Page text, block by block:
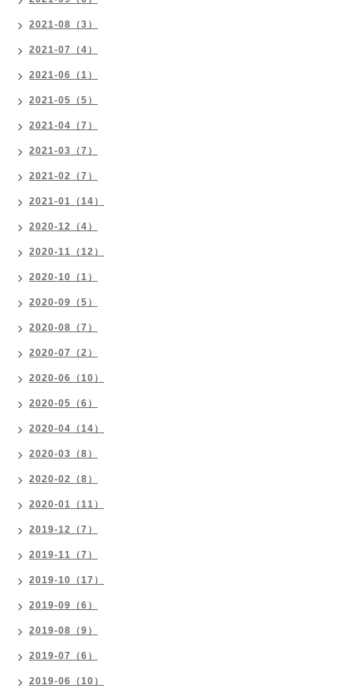
2021-08（3）
2021-07（4）
2021-06（1）
2021-05（5）
2021-04（7）
2021-03（7）
2021-02（7）
2021-01（14）
2020-12（4）
2020-11（12）
2020-10（1）
2020-09（5）
2020-08（7）
2020-07（2）
2020-06（10）
2020-05（6）
2020-04（14）
2020-03（8）
2020-02（8）
2020-01（11）
2019-12（7）
2019-11（7）
2019-10（17）
2019-09（6）
2019-08（9）
2019-07（6）
2019-06（10）